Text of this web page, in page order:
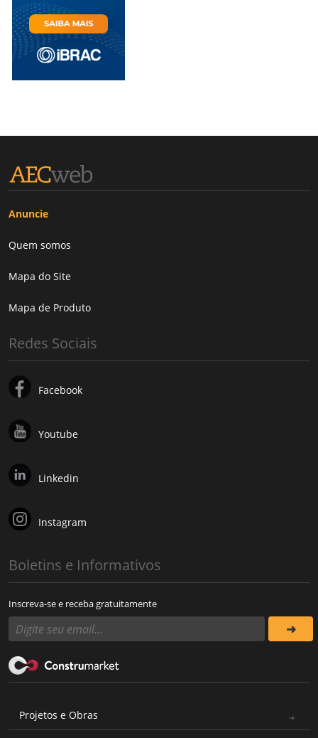
Anuncie
Quem somos
Mapa do Site
Mapa de Produto
Redes Sociais
Facebook
Youtube
Linkedin
Instagram
Boletins e Informativos
Inscreva-se e receba gratuitamente
Projetos e Obras